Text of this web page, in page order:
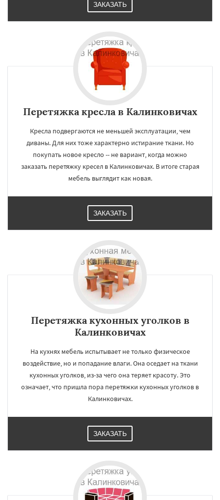
ЗАКАЗАТЬ
Перетяжка кресла в Калинковичах
Кресла подвергаются не меньшей эксплуатации, чем
диваны. Для них тоже характерно истирание ткани. Но
покупать новое кресло -- не вариант, когда можно
заказать перетяжку кресел в Калинковичах. В итоге старая
мебель выглядит как новая.
ЗАКАЗАТЬ
Перетяжка кухонных уголков в
Калинковичах
На кухнях мебель испытывает не только физическое
воздействие, но и попадание влаги. Она оседает на ткани
кухонных уголков, из-за чего она теряет красоту. Это
означает, что пришла пора перетяжки кухонных уголков в
Калинковичах.
ЗАКАЗАТЬ